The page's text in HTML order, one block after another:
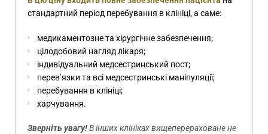
стандартний період перебування в клініці, а саме:
медикаментозне та хірургічне забезпечення;
цілодобовий нагляд лікаря;
індивідуальний медсестринський пост;
перев’язки та всі медсестринські маніпуляції;
перебування в клініці;
харчування.
Зверніть увагу!В інших клініках вищеперераховане не